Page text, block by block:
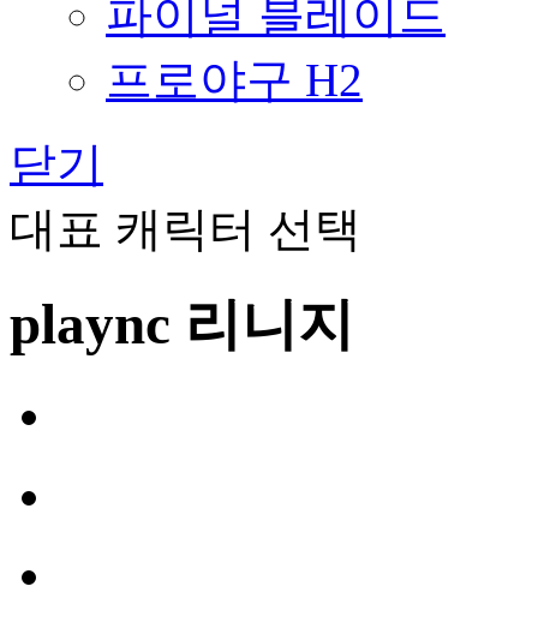
파이널 블레이드
프로야구 H2
닫기
대표 캐릭터 선택
plaync 리니지